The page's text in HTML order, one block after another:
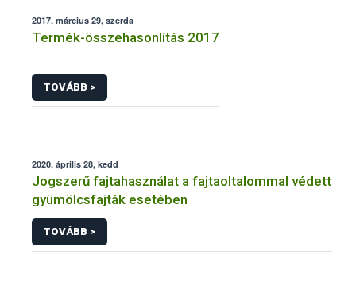
2017. március 29, szerda
Termék-összehasonlítás 2017
TOVÁBB >
2020. április 28, kedd
Jogszerű fajtahasználat a fajtaoltalommal védett
gyümölcsfajták esetében
TOVÁBB >